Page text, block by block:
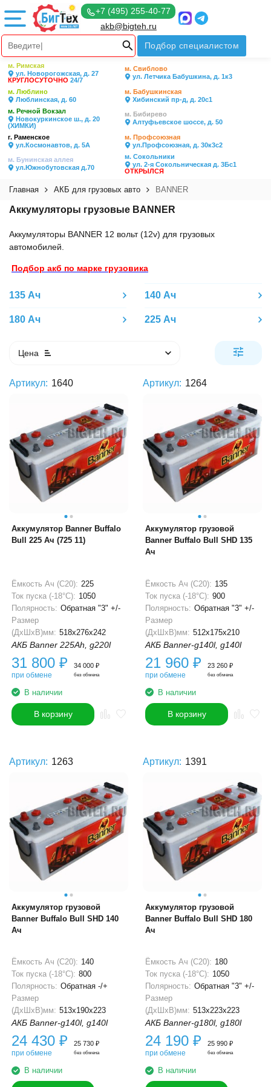
+7 (495) 255-40-77
akb@bigteh.ru
Подбор специалистом
м. Римская
ул. Новорогожская, д. 27
КРУГЛОСУТОЧНО 24/7
м. Свиблово
ул. Летчика Бабушкина, д. 1к3
м. Люблино
Люблинская, д. 60
м. Бабушкинская
Хибинский пр-д, д. 20с1
м. Речной Вокзал
Новокуркинское ш., д. 20
(ХИМКИ)
м. Бибирево
Алтуфьевское шоссе, д. 50
г. Раменское
ул.Космонавтов, д. 5А
м. Профсоюзная
ул.Профсоюзная, д. 30к3с2
м. Бунинская аллея
ул.Южнобутовская д.70
м. Сокольники
ул. 2-я Сокольническая д. 3Бс1
ОТКРЫЛСЯ
Главная АКБ для грузовых авто BANNER
Аккумуляторы грузовые BANNER
Аккумуляторы BANNER 12 вольт (12v) для грузовых
автомобилей.
Подбор акб по марке грузовика
135 Ач 140 Ач
180 Ач 225 Ач
Цена
Артикул: 1640
Аккумулятор Banner Buffalo
Bull 225 Ач (725 11)
Ёмкость Ач (С20): 225
Ток пуска (-18°С): 1050
Полярность: Обратная "3" +/-
Размер
(ДхШхВ)мм: 518x276x242
АКБ Banner 225Ah, g220l
31 800 ₽
при обмене
34 000 ₽
без обмена
В наличии
В корзину
Артикул: 1264
Аккумулятор грузовой
Banner Buffalo Bull SHD 135
Ач
Ёмкость Ач (С20): 135
Ток пуска (-18°С): 900
Полярность: Обратная "3" +/-
Размер
(ДхШхВ)мм: 512x175x210
АКБ Banner-g140l, g140l
21 960 ₽
при обмене
23 260 ₽
без обмена
В наличии
В корзину
Артикул: 1263
Аккумулятор грузовой
Banner Buffalo Bull SHD 140
Ач
Ёмкость Ач (С20): 140
Ток пуска (-18°С): 800
Полярность: Обратная -/+
Размер
(ДхШхВ)мм: 513x190x223
АКБ Banner-g140l, g140l
24 430 ₽
при обмене
25 730 ₽
без обмена
В наличии
Артикул: 1391
Аккумулятор грузовой
Banner Buffalo Bull SHD 180
Ач
Ёмкость Ач (С20): 180
Ток пуска (-18°С): 1050
Полярность: Обратная "3" +/-
Размер
(ДхШхВ)мм: 513x223x223
АКБ Banner-g180l, g180l
24 190 ₽
при обмене
25 990 ₽
без обмена
В наличии